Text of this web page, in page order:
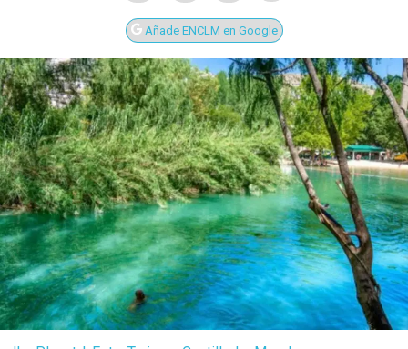
Añade ENCLM en Google